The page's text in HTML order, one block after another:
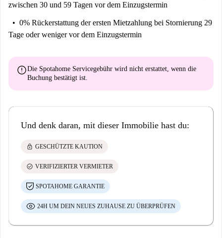
zwischen 30 und 59 Tagen vor dem Einzugstermin
0% Rückerstattung der ersten Mietzahlung bei Stornierung 29
Tage oder weniger vor dem Einzugstermin
errorDie Spotahome Servicegebühr wird nicht erstattet, wenn die
Buchung bestätigt ist.
Und denk daran, mit dieser Immobilie hast du:
lock GESCHÜTZTE KAUTION
check_circle VERIFIZIERTER VERMIETER
SPOTAHOME GARANTIE
24H UM DEIN NEUES ZUHAUSE ZU ÜBERPRÜFEN